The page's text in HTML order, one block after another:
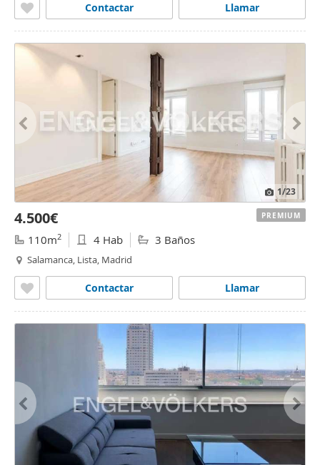
Llamar
Contactar
1/23
4.500€
110m2 4 Hab 3 Baños
Salamanca, Lista, Madrid
Llamar
Contactar
PREMIUM